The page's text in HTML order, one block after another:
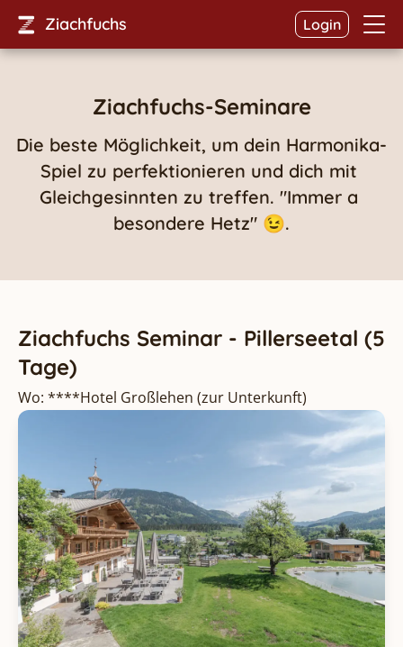
Ziachfuchs Login
Ziachfuchs-Seminare
Die beste Möglichkeit, um dein Harmonika-
Spiel zu perfektionieren und dich mit
Gleichgesinnten zu treffen. "Immer a
besondere Hetz" 😉.
Ziachfuchs Seminar - Pillerseetal (5
Tage)
Wo: ****Hotel Großlehen (zur Unterkunft)